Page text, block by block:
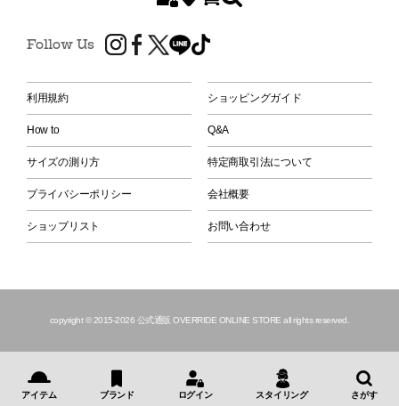
Follow Us
利用規約 ショッピングガイド
How to Q&A
サイズの測り方 特定商取引法について
プライバシーポリシー 会社概要
ショップリスト お問い合わせ
copyright © 2015-2026 公式通販 OVERRIDE ONLINE STORE all rights reserved.
アイテム ブランド ログイン スタイリング さがす